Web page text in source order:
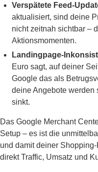
Verspätete Feed-
aktualisiert, sind deine
nicht zeitnah sichtbar –
Aktionsmomenten.
Landingpage-
Euro sagt, auf deiner
Google das als
deine Angebote werden
sinkt.
Das Google Merchant
Setup – es ist die
und damit deiner
direkt Traffic, Umsatz und